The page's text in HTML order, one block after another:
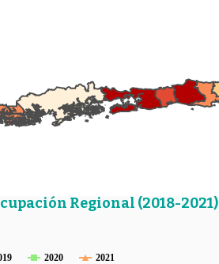
Regional (2018-2021)
2020 2021